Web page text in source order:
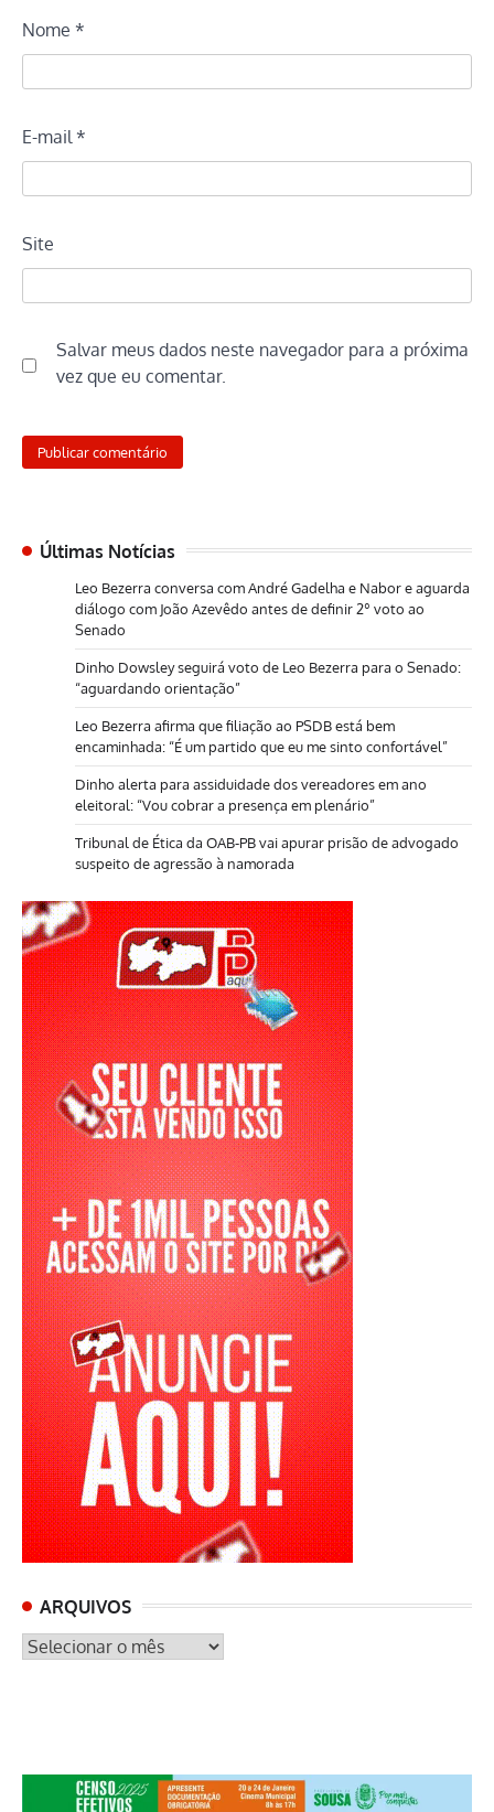
Nome *
E-mail*
Site
Salvar meus dados neste navegador para a próxima
vez que eu comentar.
Últimas Notícias
Leo Bezerra conversa com André Gadelha e Nabor e aguarda
diálogo com João Azevêdo antes de definir 2º voto ao
Senado
Dinho Dowsley seguirá voto de Leo Bezerra para o Senado:
“aguardando orientação”
Leo Bezerra afirma que filiação ao PSDB está bem
encaminhada: “É um partido que eu me sinto confortável”
Dinho alerta para assiduidade dos vereadores em ano
eleitoral: “Vou cobrar a presença em plenário”
Tribunal de Ética da OAB-PB vai apurar prisão de advogado
suspeito de agressão à namorada
ARQUIVOS
ARQUIVOS